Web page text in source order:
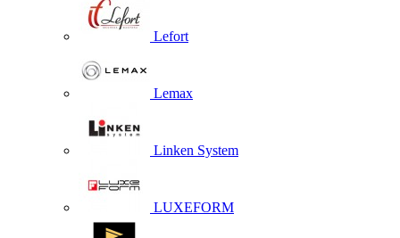
Lefort
Lemax
Linken System
LUXEFORM